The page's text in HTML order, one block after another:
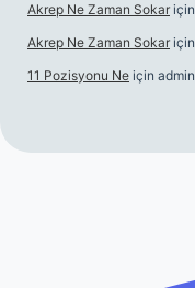
Akrep Ne Zaman Sokar için
Akrep Ne Zaman Sokar için
11 Pozisyonu Ne için admin